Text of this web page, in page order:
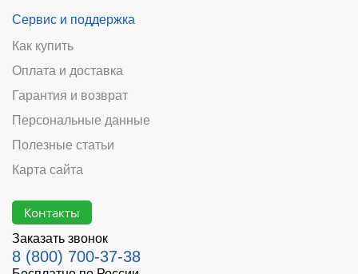
Сервис и поддержка
Как купить
Оплата и доставка
Гарантия и возврат
Персональные данные
Полезные статьи
Карта сайта
Контакты
Заказать звонок
8 (800) 700-37-38